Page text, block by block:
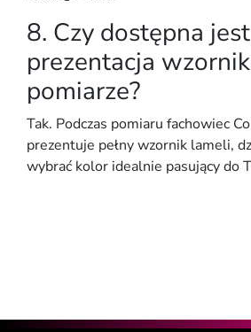
8. Czy dostępna
prezentacja
pomiarze?
Tak. Podczas pomiaru fachowiec
prezentuje pełny wzornik lameli,
wybrać kolor idealnie pasujący do